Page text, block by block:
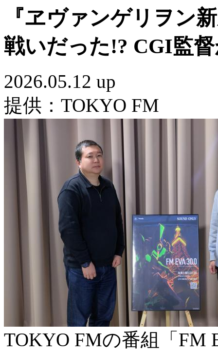
『ヱヴァンゲリヲン
戦いだった!? CGI監
2026.05.12 up
提供：TOKYO FM
TOKYO FMの番組「FM